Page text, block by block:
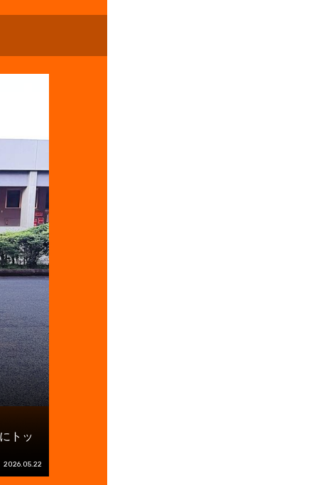
トッ
2026.05.22